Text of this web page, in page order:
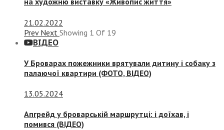
21.02.2022
Prev Next Showing 1 Of 19
ВІДЕО
У Броварах пожежники врятували дитину і собаку з
палаючої квартири (ФОТО, ВІДЕО)
13.05.2024
Апгрейд у броварській маршрутці: і доїхав, і
помився (ВІДЕО)